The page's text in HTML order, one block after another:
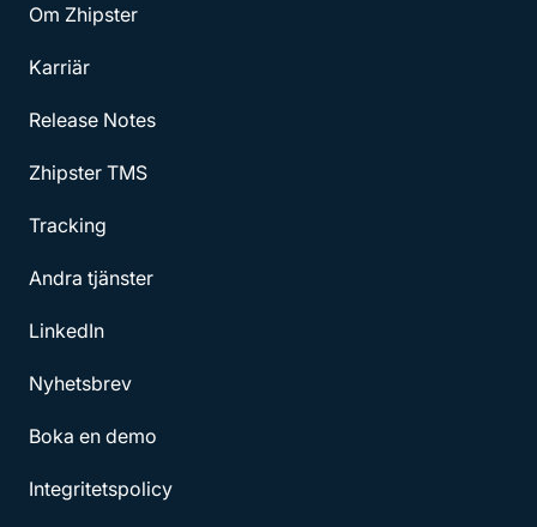
Om Zhipster
Karriär
Release Notes
Zhipster TMS
Tracking
Andra tjänster
LinkedIn
Nyhetsbrev
Boka en demo
Integritetspolicy